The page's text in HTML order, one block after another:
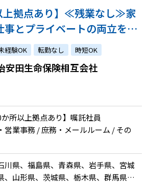
上拠点あり】≪残業なし≫家
事とプライベートの両立をし
働き続けたい方
経験OK 転勤なし 時短OK
安田生命保険相互会社
か所以上拠点あり】嘱託社員
営業事務 / 庶務・メールルーム / その
川県、福島県、青森県、岩手県、宮城
、山形県、茨城県、栃木県、群馬県、